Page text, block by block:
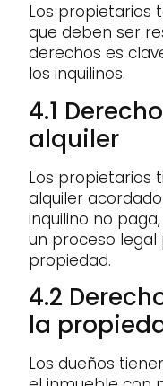
Los propietarios
que deben ser
derechos es
los inquilinos.
4.1
alquiler
Los propietarios
alquiler
inquilino no
un proceso
propiedad.
4.2
la
Los dueños